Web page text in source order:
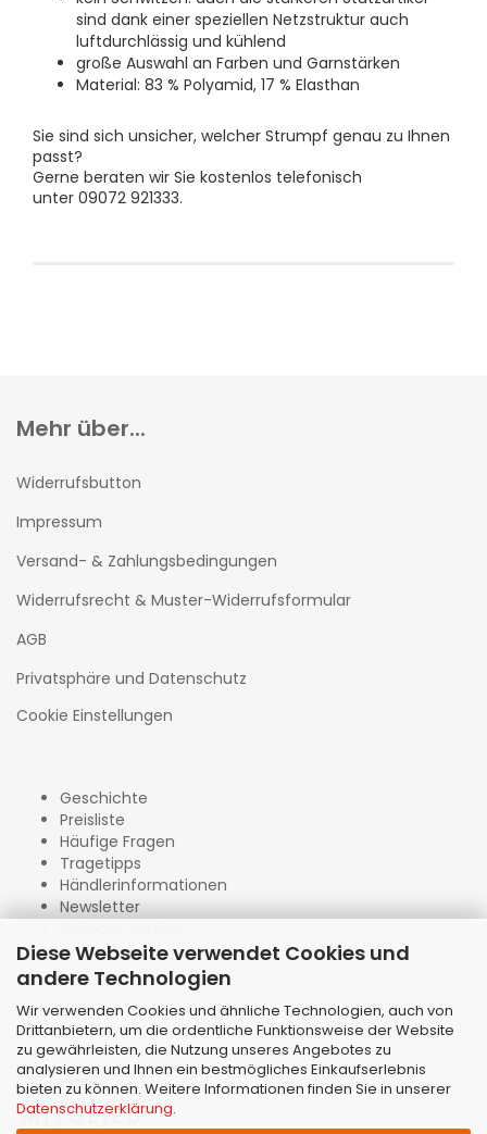
Diese Webseite verwendet Cookies und
andere Technologien
Wir verwenden Cookies und ähnliche Technologien, auch von
Drittanbietern, um die ordentliche Funktionsweise der Website
zu gewährleisten, die Nutzung unseres Angebotes zu
analysieren und Ihnen ein bestmögliches Einkaufserlebnis
bieten zu können. Weitere Informationen finden Sie in unserer
Datenschutzerklärung.
sind dank einer speziellen Netzstruktur auch
luftdurchlässig und kühlend
große Auswahl an Farben und Garnstärken
Material: 83 % Polyamid, 17 % Elasthan
Sie sind sich unsicher, welcher Strumpf genau zu Ihnen
passt?
Gerne beraten wir Sie kostenlos telefonisch
unter 09072 921333.
Mehr über...
Widerrufsbutton
Impressum
Versand- & Zahlungsbedingungen
Widerrufsrecht & Muster-Widerrufsformular
AGB
Privatsphäre und Datenschutz
Cookie Einstellungen
Geschichte
Preisliste
Häufige Fragen
Tragetipps
Händlerinformationen
Newsletter